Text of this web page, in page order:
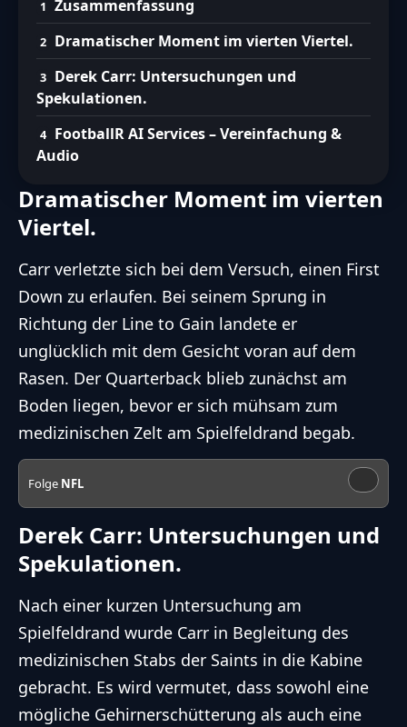
Zusammenfassung
Dramatischer Moment im vierten Viertel.
Derek Carr: Untersuchungen und
Spekulationen.
FootballR AI Services – Vereinfachung &
Audio
Dramatischer Moment im vierten
Viertel.
Carr verletzte sich bei dem Versuch, einen First
Down zu erlaufen. Bei seinem Sprung in
Richtung der Line to Gain landete er
unglücklich mit dem Gesicht voran auf dem
Rasen. Der Quarterback blieb zunächst am
Boden liegen, bevor er sich mühsam zum
medizinischen Zelt am Spielfeldrand begab.
Folge NFL
Derek Carr: Untersuchungen und
Spekulationen.
Nach einer kurzen Untersuchung am
Spielfeldrand wurde Carr in Begleitung des
medizinischen Stabs der Saints in die Kabine
gebracht. Es wird vermutet, dass sowohl eine
mögliche Gehirnerschütterung als auch eine